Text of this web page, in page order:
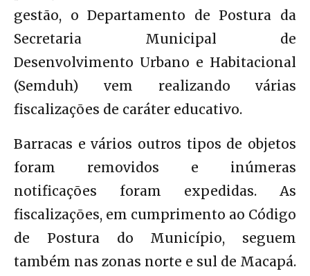
gestão, o Departamento de Postura da
Secretaria Municipal de
Desenvolvimento Urbano e Habitacional
(Semduh) vem realizando várias
fiscalizações de caráter educativo.
Barracas e vários outros tipos de objetos
foram removidos e inúmeras
notificações foram expedidas. As
fiscalizações, em cumprimento ao Código
de Postura do Município, seguem
também nas zonas norte e sul de Macapá.